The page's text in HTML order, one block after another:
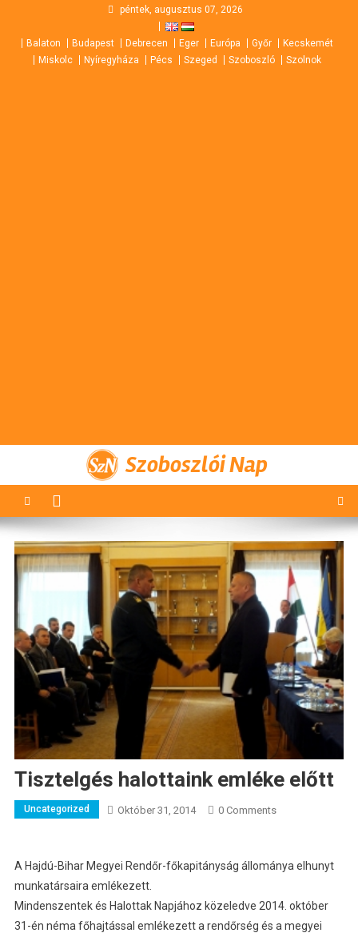
content
péntek, augusztus 07, 2026
Balaton Budapest Debrecen Eger Európa Győr
Kecskemét
Miskolc
Nyíregyháza Pécs Szeged Szoboszló Szolnok
Szoboszlói Nap
Tisztelgés halottaink emléke előtt
Uncategorized Október 31, 2014 0 Comments
A Hajdú-Bihar Megyei Rendőr-főkapitányság állománya elhunyt
munkatársaira emlékezett.
Mindenszentek és Halottak Napjához közeledve 2014. október
31-én néma főhajtással emlékezett a rendőrség és a megyei